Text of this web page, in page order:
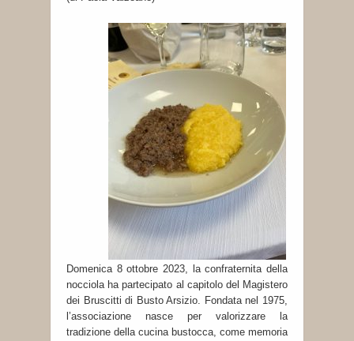
Domenica 8 ottobre 2023, la confraternita della
nocciola ha partecipato al capitolo del Magistero
dei Bruscitti di Busto Arsizio. Fondata nel 1975,
l’associazione nasce per valorizzare la
tradizione della cucina bustocca, come memoria